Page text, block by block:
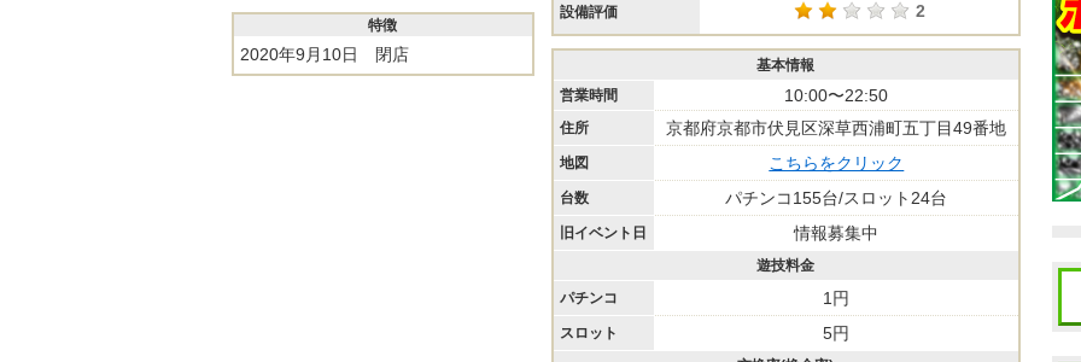
特徴
2020年9月10日 閉店
設備評価 2
基本情報
営業時間
10:00〜22:50
住所 京都府京都市伏見区深草西浦町五丁目49番地
地図 こちらをクリック
台数 パチンコ155台/スロット24台
旧イベント日 情報募集中
遊技料金
パチンコ
1円
スロット 5円